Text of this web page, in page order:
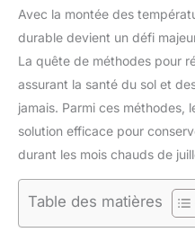
Avec la montée des
durable devient un défi
La quête de méthodes pour
assurant la santé du sol et
jamais. Parmi ces méthodes,
solution efficace pour
durant les mois chauds de
Table des matières